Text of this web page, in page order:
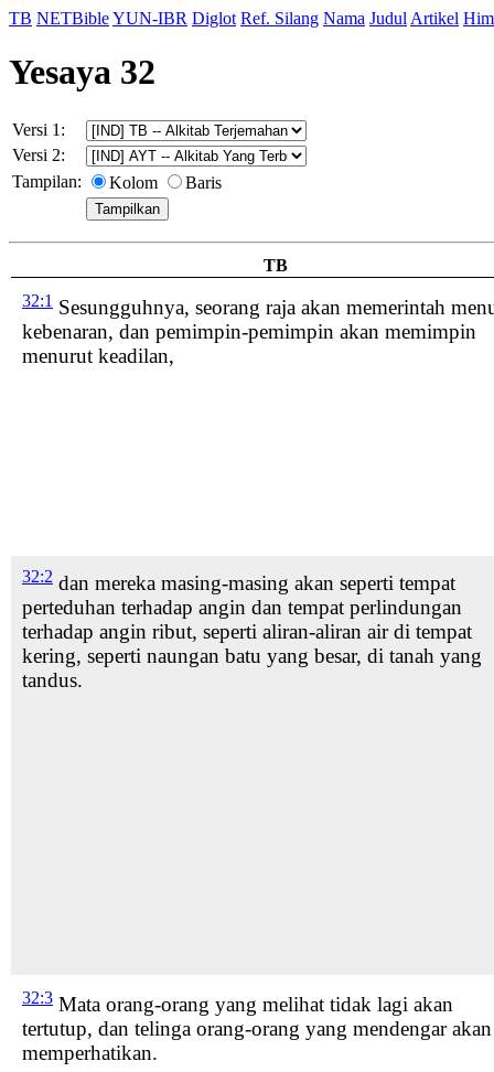
TB NETBibleYUN-IBR Diglot Ref. Silang Nama Judul Artikel
Yesaya 32
Versi 1:
Versi 2:
Tampilan:
Kolom Baris
TB
32:1 Sesungguhnya, seorang raja akan memerintah
kebenaran, dan pemimpin-pemimpin akan memimpin
menurut keadilan,
32:2 dan mereka masing-masing akan seperti tempat
perteduhan terhadap angin dan tempat perlindungan
terhadap angin ribut, seperti aliran-aliran airdi tempat
kering, seperti naungan batu yang besar, di tanah yang
tandus.
32:3 Mata orang-orang yang melihat tidak lagi akan
tertutup, dan telinga orang-orang yang mendengar akan
memperhatikan.